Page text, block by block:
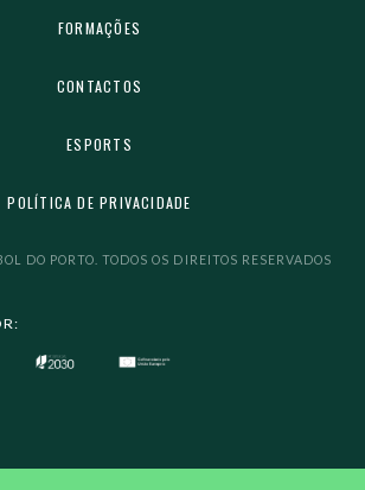
FORMAÇÕES
CONTACTOS
ESPORTS
POLÍTICA DE PRIVACIDADE
DO PORTO. TODOS OS DIREITOS RESERVADOS